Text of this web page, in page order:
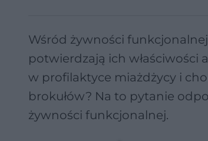
Wśród żywności
potwierdzają ich właściwości
w profilaktyce miażdżycy i
brokułów? Na to pytanie
żywności funkcjonalnej.